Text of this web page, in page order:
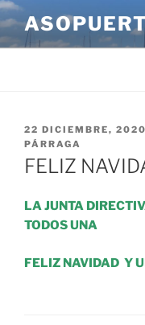
Saltar
al
contenido
PUBLICADO
EL
22 DICIEMBRE, 2020
PÁRRAGA
FELIZ
LA JUNTA
TODOS UNA
FELIZ NAVIDAD Y